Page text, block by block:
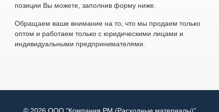
позиции Вы можете, заполнив форму ниже.
Обращаем ваше внимание на то, что мы продаем только
оптом и работаем только с юридическими лицами и
индивидуальными предпринимателями.